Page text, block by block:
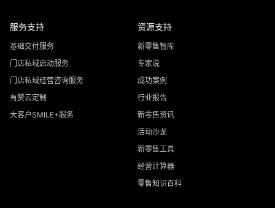
服务支持
基础交付服务
门店私域启动服务
门店私域经营咨询服务
有赞云定制
大客户SMILE+服务
资源支持
新零售智库
专家说
成功案例
行业报告
新零售资讯
活动沙龙
新零售工具
经营计算器
零售知识百科